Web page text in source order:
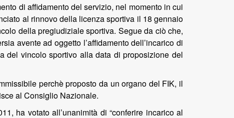
di affidamento del servizio, nel momento in cui
al rinnovo della licenza sportiva il 18 gennaio
della pregiudiziale sportiva. Segue da ciò che,
avente ad oggetto l’affidamento dell’incarico di
del vincolo sportivo alla data di proposizione del
perchè proposto da un organo del FIK, il
al Consiglio Nazionale.
ha votato all’unanimità di “conferire incarico al